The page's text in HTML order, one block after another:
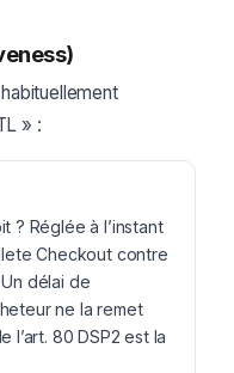
» :
? Réglée à l’instant
Checkout contre
délai de
ne la remet
l’art. 80 DSP2 est la